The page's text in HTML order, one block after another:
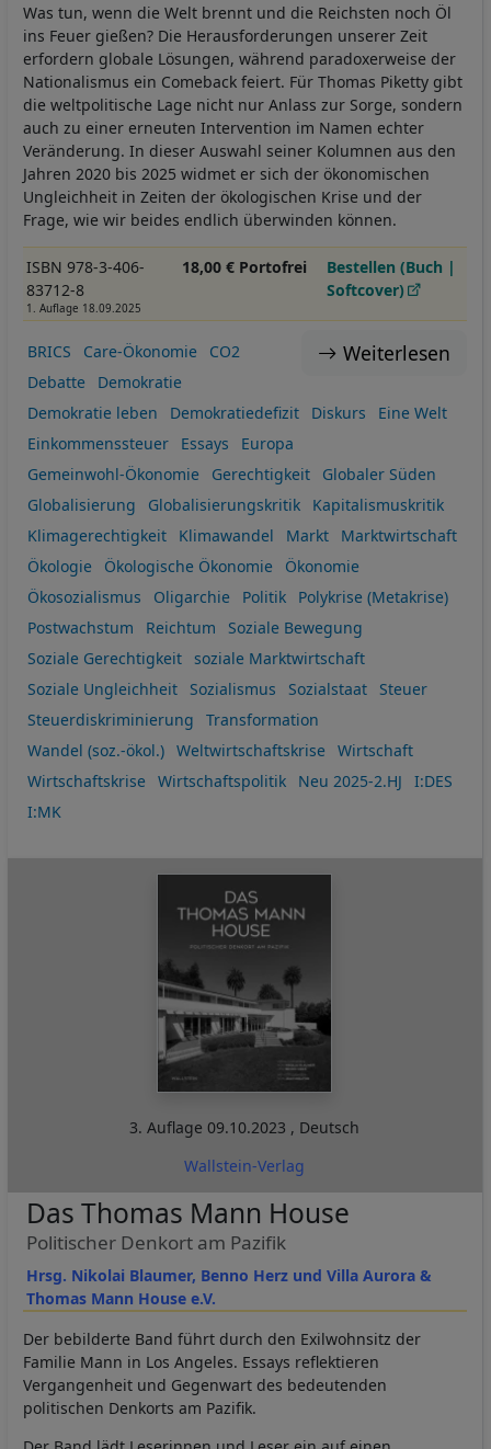
Was tun, wenn die Welt brennt und die Reichsten noch Öl
ins Feuer gießen? Die Herausforderungen unserer Zeit
erfordern globale Lösungen, während paradoxerweise der
Nationalismus ein Comeback feiert. Für Thomas Piketty gibt
die weltpolitische Lage nicht nur Anlass zur Sorge, sondern
auch zu einer erneuten Intervention im Namen echter
Veränderung. In dieser Auswahl seiner Kolumnen aus den
Jahren 2020 bis 2025 widmet er sich der ökonomischen
Ungleichheit in Zeiten der ökologischen Krise und der
Frage, wie wir beides endlich überwinden können.
ISBN 978-3-406-
83712-8
1. Auflage 18.09.2025
18,00 € Portofrei
Bestellen (Buch |
Softcover)
Weiterlesen
BRICS Care-Ökonomie
CO2
Debatte
Demokratie
Demokratie leben
Demokratiedefizit Diskurs
Eine Welt
Einkommenssteuer
Essays
Europa
Gemeinwohl-Ökonomie
Gerechtigkeit
Globaler Süden
Globalisierung
Globalisierungskritik
Kapitalismuskritik
Klimagerechtigkeit
Klimawandel Markt
Marktwirtschaft
Ökologie
Ökologische Ökonomie
Ökonomie
Ökosozialismus
Oligarchie Politik
Polykrise (Metakrise)
Postwachstum
Reichtum
Soziale Bewegung
Soziale Gerechtigkeit
soziale Marktwirtschaft
Soziale Ungleichheit
Sozialismus Sozialstaat
Steuer
Steuerdiskriminierung
Transformation
Wandel (soz.-ökol.)
Weltwirtschaftskrise
Wirtschaft
Wirtschaftskrise
Wirtschaftspolitik Neu 2025-2.HJ
I:DES
I:MK
3. Auflage09.10.2023 , Deutsch
Wallstein-Verlag
Hrsg. Nikolai Blaumer, Benno Herz und Villa Aurora &
Thomas Mann House e.V.
Das Thomas Mann House
Politischer Denkort am Pazifik
Der bebilderte Band führt durch den Exilwohnsitz der
Familie Mann in Los Angeles. Essays reflektieren
Vergangenheit und Gegenwart des bedeutenden
politischen Denkorts am Pazifik.